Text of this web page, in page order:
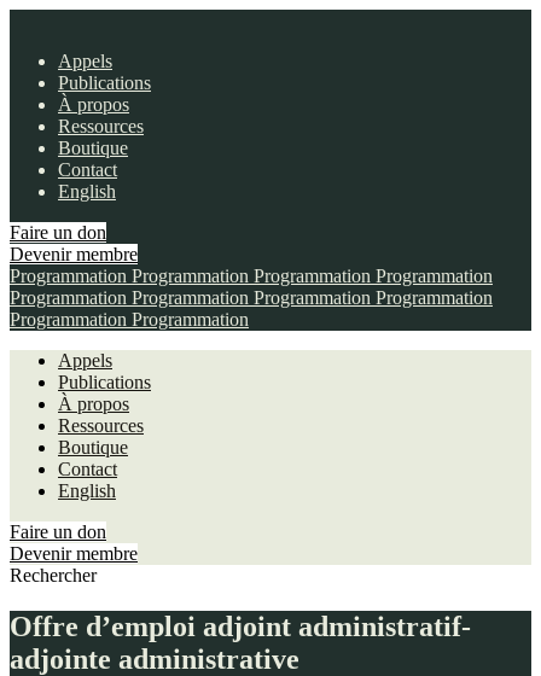
Appels
Publications
À propos
Ressources
Boutique
Contact
English
Faire un don
Devenir membre
Programmation Programmation Programmation Programmation
Programmation Programmation Programmation Programmation
Programmation Programmation
Appels
Publications
À propos
Ressources
Boutique
Contact
English
Faire un don
Devenir membre
Rechercher
Offre d’emploi adjoint administratif-
adjointe administrative